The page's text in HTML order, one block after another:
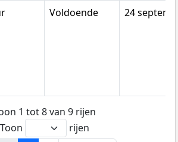
Voldoende 24
1 tot 8 van 9 rijen
Toon
rijen